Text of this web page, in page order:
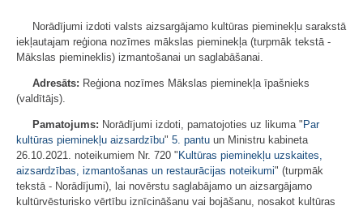
Norādījumi izdoti valsts aizsargājamo kultūras pieminekļu sarakstā
iekļautajam reģiona nozīmes mākslas pieminekļa (turpmāk tekstā -
Mākslas piemineklis) izmantošanai un saglabāšanai.
Adresāts: Reģiona nozīmes Mākslas pieminekļa īpašnieks
(valdītājs).
Pamatojums: Norādījumi izdoti, pamatojoties uz likuma " Par
kultūras pieminekļu aizsardzību" 5. pantu un Ministru kabineta
26.10.2021. noteikumiem Nr. 720 " Kultūras pieminekļu uzskaites,
aizsardzības, izmantošanas un restaurācijas noteikumi" (turpmāk
tekstā - Norādījumi), lai novērstu saglabājamo un aizsargājamo
kultūrvēsturisko vērtību iznīcināšanu vai bojāšanu, nosakot kultūras